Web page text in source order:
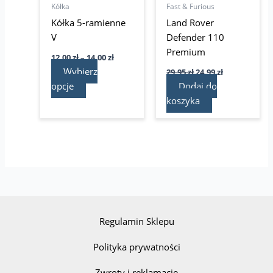
Kółka
Kółka 5-ramienne
V
12,00zł–14,00zł
Wybierz
opcje
stronie
Fast & Furious
Land Rover
Defender 110
Premium
29,95zł24,99zł
Dodaj do
koszyka
Regulamin Sklepu
Polityka prywatności